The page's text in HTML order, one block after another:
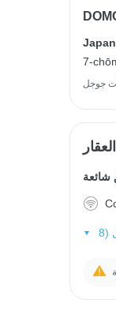
Japan
7-
جوجل
شائعة